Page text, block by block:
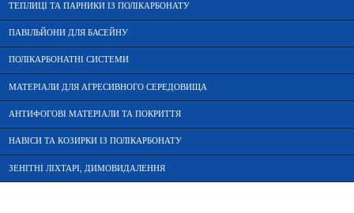
ТЕПЛИЦІ ТА ПАРНИКИ ІЗ ПОЛІКАРБОНАТУ
ПАВІЛЬЙОНИ ДЛЯ БАСЕЙНУ
ПОЛІКАРБОНАТНІ СИСТЕМИ
МАТЕРІАЛИ ДЛЯ АГРЕСИВНОГО СЕРЕДОВИЩА
АНТИФОГОВІ МАТЕРІАЛИ ТА ПОКРИТТЯ
НАВІСИ ТА КОЗИРКИ ІЗ ПОЛІКАРБОНАТУ
ЗЕНІТНІ ЛІХТАРІ, ДИМОВИДАЛЕННЯ